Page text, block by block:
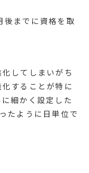
後までに資格を取
してしまいがち
することが特に
細かく設定した
たように日単位で